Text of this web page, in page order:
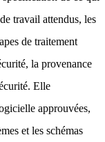
travail attendus, les
de traitement
la provenance
Elle
approuvées,
et les schémas